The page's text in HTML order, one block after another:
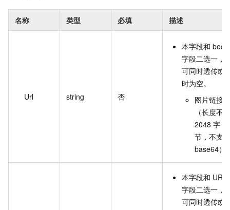
名称 类型 必填 描述
Url string 否
本字段和 body
字段二选一，
可同时透传或
时为空。
图片链接
（长度不超
2048 字
节，不支持
base64）
本字段和 URL
字段二选一，
可同时透传或